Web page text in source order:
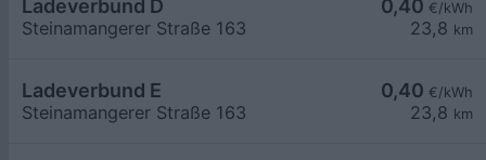
0,40 €/kWh
23,8 km
Ladeverbund D
Steinamangerer Straße 163
0,40 €/kWh
23,8 km
Ladeverbund E
Steinamangerer Straße 163